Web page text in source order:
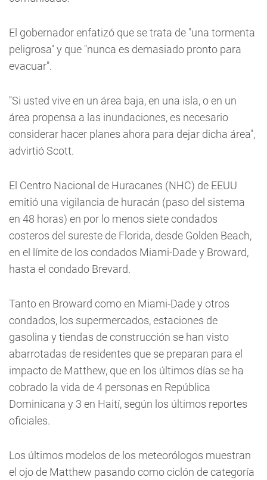
El gobernador enfatizó que se trata de "una tormenta
peligrosa" y que "nunca es demasiado pronto para
evacuar".
"Si usted vive en un área baja, en una isla, o en un
área propensa a las inundaciones, es necesario
considerar hacer planes ahora para dejar dicha área",
advirtió Scott.
El Centro Nacional de Huracanes (NHC) de EEUU
emitió una vigilancia de huracán (paso del sistema
en 48 horas) en por lo menos siete condados
costeros del sureste de Florida, desde Golden Beach,
en el límite de los condados Miami-Dade y Broward,
hasta el condado Brevard.
Tanto en Broward como en Miami-Dade y otros
condados, los supermercados, estaciones de
gasolina y tiendas de construcción se han visto
abarrotadas de residentes que se preparan para el
impacto de Matthew, que en los últimos días se ha
cobrado la vida de 4 personas en República
Dominicana y 3 en Haití, según los últimos reportes
oficiales.
Los últimos modelos de los meteorólogos muestran
el ojo de Matthew pasando como ciclón de categoría